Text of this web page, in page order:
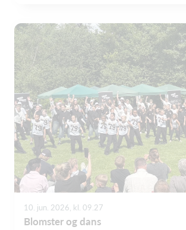
10. jun. 2026, kl. 09.27
Blomster og dans